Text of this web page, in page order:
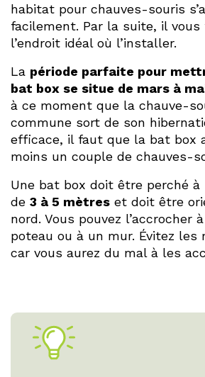
habitat pour chauves-souris
facilement. Par la suite, il vous
l’endroit idéal où l’installer.
La période parfaite pour
bat box se situe de mars à
à ce moment que la chauve-
commune sort de son
efficace, il faut que la bat box
moins un couple de chauves-
Une bat box doit être perché à
de 3 à 5 mètres et doit être
nord. Vous pouvez l’accrocher
poteau ou à un mur. Évitez les
car vous aurez du mal à les